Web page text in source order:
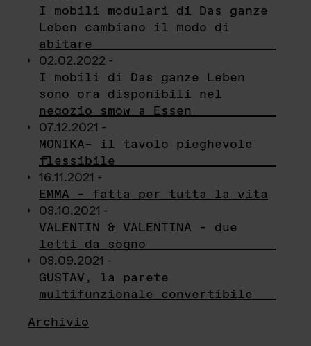
I mobili modulari di Das ganze
Leben cambiano il modo di
abitare
02.02.2022 -
I mobili di Das ganze Leben
sono ora disponibili nel
negozio smow a Essen
07.12.2021 -
MONIKA– il tavolo pieghevole
flessibile
16.11.2021 -
EMMA – fatta per tutta la vita
08.10.2021 -
VALENTIN & VALENTINA – due
letti da sogno
08.09.2021 -
GUSTAV, la parete
multifunzionale convertibile
Archivio